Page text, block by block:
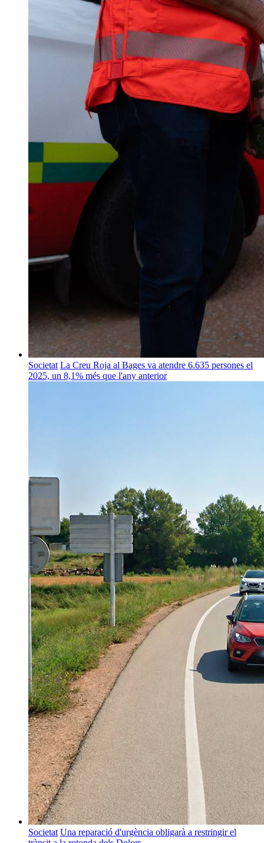
Societat La Creu Roja al Bages va atendre 6.635 persones el
2025, un 8,1% més que l'any anterior
Societat Una reparació d'urgència obligarà a restringir el